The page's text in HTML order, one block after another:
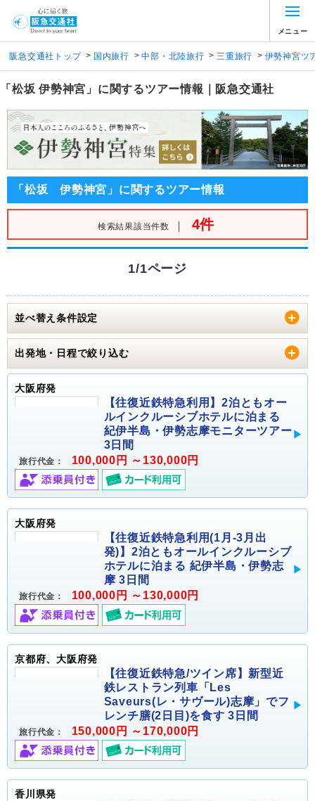
メニュー
阪急交通社トップ > 国内旅行 > 中部・北陸旅行 > 三重旅行 > 伊勢神宮ツ
「松坂 伊勢神宮」に関するツアー情報｜阪急交通社
「松坂 伊勢神宮」に関するツアー情報
検索結果該当件数 ｜ 4件
1/1ページ
並べ替え条件設定
出発地・日程で絞り込む
大阪府発
【往復近鉄特急利用】2泊ともオー
ルインクルーシブホテルに泊まる
紀伊半島・伊勢志摩モニターツアー
3日間
旅行代金： 100,000円 ～130,000円
大阪府発
【往復近鉄特急利用(1月-3月出
発)】2泊ともオールインクルーシブ
ホテルに泊まる 紀伊半島・伊勢志
摩 3日間
旅行代金： 100,000円 ～130,000円
京都府、大阪府発
【往復近鉄特急/ツイン席】新型近
鉄レストラン列車「Les
Saveurs(レ・サヴール)志摩」でフ
レンチ膳(2日目)を食す 3日間
旅行代金： 150,000円 ～170,000円
香川県発